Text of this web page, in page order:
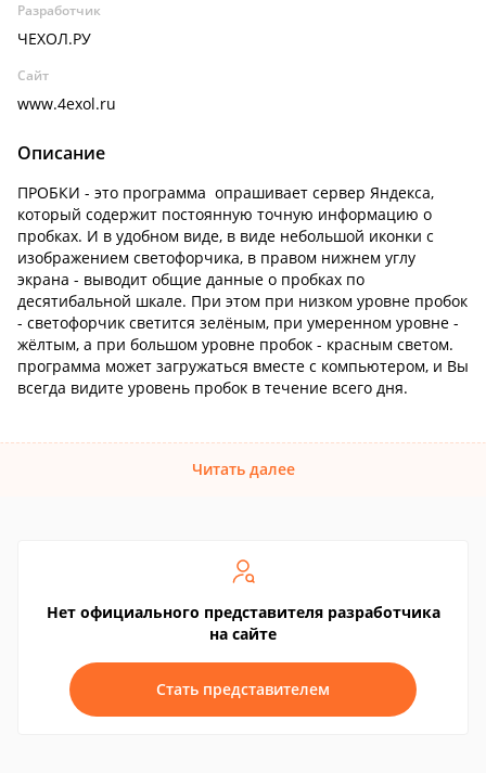
Разработчик
ЧЕХОЛ.РУ
Сайт
www.4exol.ru
Описание
ПРОБКИ - это программа опрашивает сервер Яндекса,
который содержит постоянную точную информацию о
пробках. И в удобном виде, в виде небольшой иконки с
изображением светофорчика, в правом нижнем углу
экрана - выводит общие данные о пробках по
десятибальной шкале. При этом при низком уровне пробок
- светофорчик светится зелёным, при умеренном уровне -
жёлтым, а при большом уровне пробок - красным светом.
программа может загружаться вместе с компьютером, и Вы
всегда видите уровень пробок в течение всего дня.
Читать далее
Нет официального представителя разработчика
на сайте
Стать представителем